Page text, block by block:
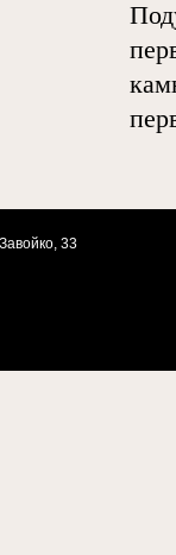
33